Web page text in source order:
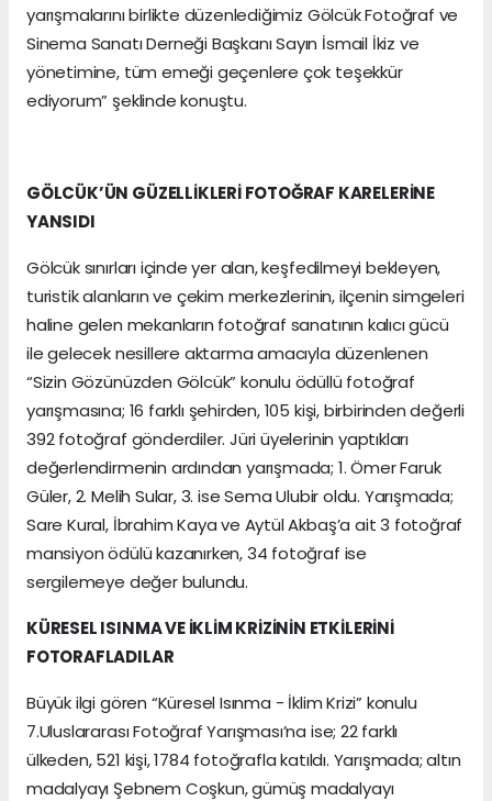
yarışmalarını birlikte düzenlediğimiz Gölcük Fotoğraf ve
Sinema Sanatı Derneği Başkanı Sayın İsmail İkiz ve
yönetimine, tüm emeği geçenlere çok teşekkür
ediyorum” şeklinde konuştu.
GÖLCÜK’ÜN GÜZELLİKLERİ FOTOĞRAF KARELERİNE
YANSIDI
Gölcük sınırları içinde yer alan, keşfedilmeyi bekleyen,
turistik alanların ve çekim merkezlerinin, ilçenin simgeleri
haline gelen mekanların fotoğraf sanatının kalıcı gücü
ile gelecek nesillere aktarma amacıyla düzenlenen
“Sizin Gözünüzden Gölcük” konulu ödüllü fotoğraf
yarışmasına; 16 farklı şehirden, 105 kişi, birbirinden değerli
392 fotoğraf gönderdiler. Jüri üyelerinin yaptıkları
değerlendirmenin ardından yarışmada; 1. Ömer Faruk
Güler, 2. Melih Sular, 3. ise Sema Ulubir oldu. Yarışmada;
Sare Kural, İbrahim Kaya ve Aytül Akbaş’a ait 3 fotoğraf
mansiyon ödülü kazanırken, 34 fotoğraf ise
sergilemeye değer bulundu.
KÜRESEL ISINMA VE İKLİM KRİZİNİN ETKİLERİNİ
FOTORAFLADILAR
Büyük ilgi gören “Küresel Isınma - İklim Krizi” konulu
7.Uluslararası Fotoğraf Yarışması’na ise; 22 farklı
ülkeden, 521 kişi, 1784 fotoğrafla katıldı. Yarışmada; altın
madalyayı Şebnem Coşkun, gümüş madalyayı